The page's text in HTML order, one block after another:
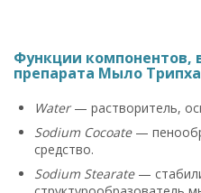
Функции компонентов,
препарата Мыло
Water— растворитель,
Sodium Cocoate—
средство.
Sodium Stearate—